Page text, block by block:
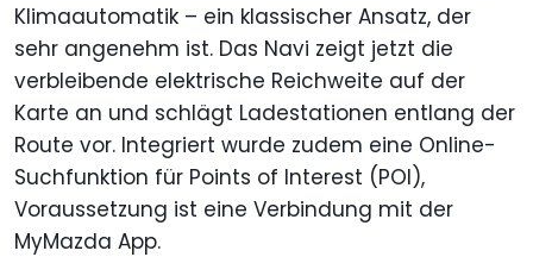
Klimaautomatik – ein klassischer Ansatz, der
sehr angenehm ist. Das Navi zeigt jetzt die
verbleibende elektrische Reichweite auf der
Karte an und schlägt Ladestationen entlang der
Route vor. Integriert wurde zudem eine Online-
Suchfunktion für Points of Interest (POI),
Voraussetzung ist eine Verbindung mit der
MyMazda App.